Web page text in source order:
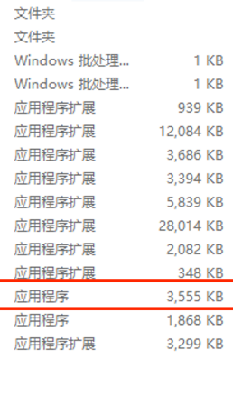
Virtual17 问题记录 WinServer
Mac2 Linux Windows3